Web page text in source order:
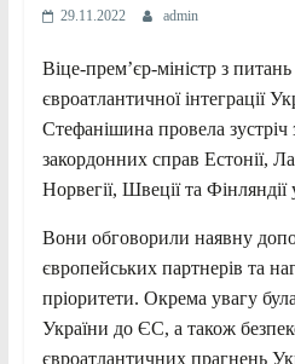
29.11.2022 admin
Віце-прем’єр-міністр з питань
євроатлантичної інтеграції
Стефанішина провела зустріч
закордонних справ Естонії,
Норвегії, Швеції та
Вони обговорили наявну
європейських партнерів та
пріоритети. Окрема увагу була
України до ЄС, а також
євроатлантичних прагнень